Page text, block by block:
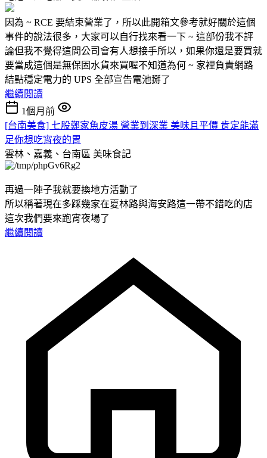
因為 ~ RCE 要結束營業了，所以此開箱文參考就好關於這個
事件的說法很多，大家可以自行找來看一下 ~ 這部份我不評
論但我不覺得這間公司會有人想接手所以，如果你還是要買就
要當成這個是無保固水貨來買喔不知道為何 ~ 家裡負責網路
結點穩定電力的 UPS 全部宣告電池掰了
繼續閱讀
1個月前
[台南美食] 七股鄭家魚皮湯 營業到深業 美味且平價 肯定能滿
足你想吃宵夜的胃
雲林、嘉義、台南區 美味食記
再過一陣子我就要換地方活動了
所以稱著現在多踩幾家在夏林路與海安路這一帶不錯吃的店
這次我們要來跑宵夜場了
繼續閱讀